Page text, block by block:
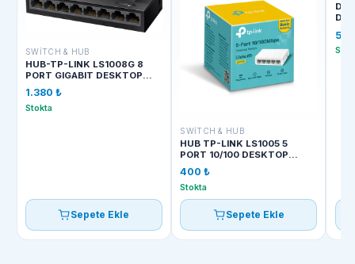
SWITCH & HUB
HUB-TP-LINK LS1008G 8
PORT GIGABIT DESKTOP
SWITCH 10/100/1000
1.380 ₺
Stokta
Sepete Ekle
SWITCH & HUB
HUB TP-LINK LS1005 5
PORT 10/100 DESKTOP
SWITCH
400 ₺
Stokta
Sepete Ekle
D-